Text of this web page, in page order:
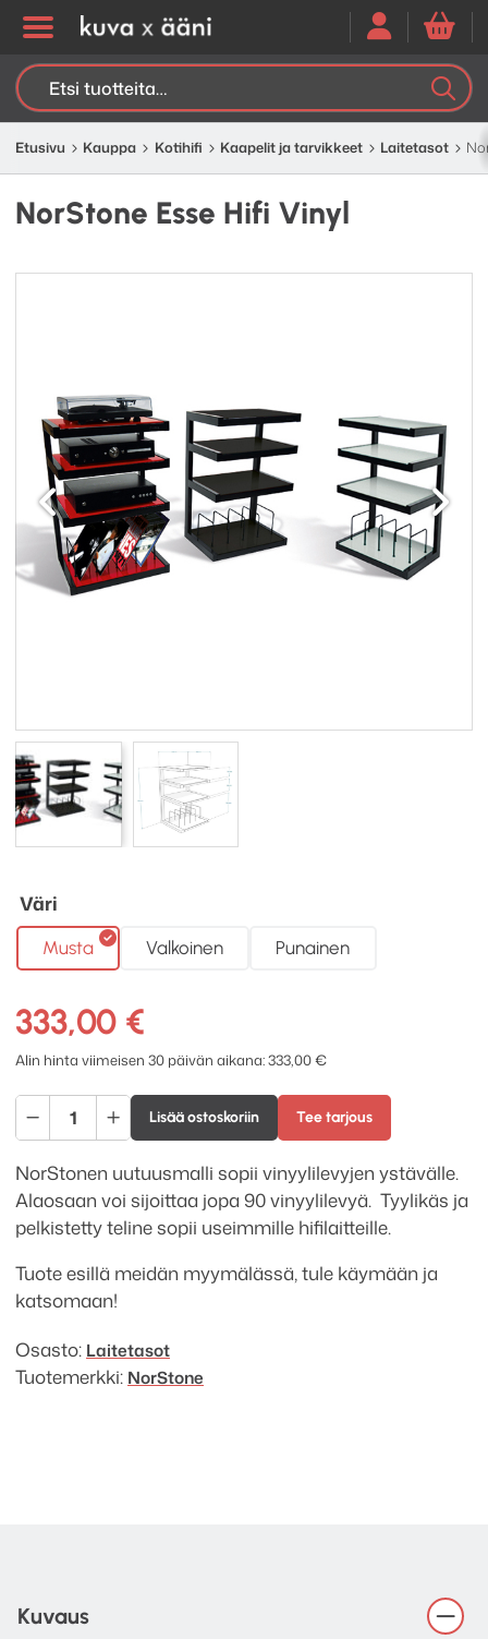
Etsi:
Etusivu Kauppa Kotihifi Kaapelit ja tarvikkeet Laitetasot
NorStone Esse Hifi Vinyl
Edellinen
Väri
Musta Valkoinen Punainen
333,00 €
Alin hinta viimeisen 30 päivän aikana:333,00€
NorStone
Esse
Hifi
Vinyl
määrä
Lisää ostoskoriin Tee tarjous
NorStonen uutuusmalli sopii vinyylilevyjen ystävälle.
Alaosaan voi sijoittaa jopa 90 vinyylilevyä. Tyylikäs ja
pelkistetty teline sopii useimmille hifilaitteille.
Tuote esillä meidän myymälässä, tule käymään ja
katsomaan!
Osasto: Laitetasot
Tuotemerkki: NorStone
Kuvaus